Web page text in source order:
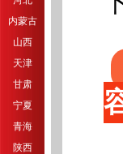
内蒙古
山西
天津
甘肃
宁夏
青海
陕西